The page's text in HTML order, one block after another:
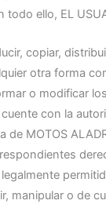
todo ello, EL
copiar,
otra forma
o modificar
con la
de MOTOS
manipular o de